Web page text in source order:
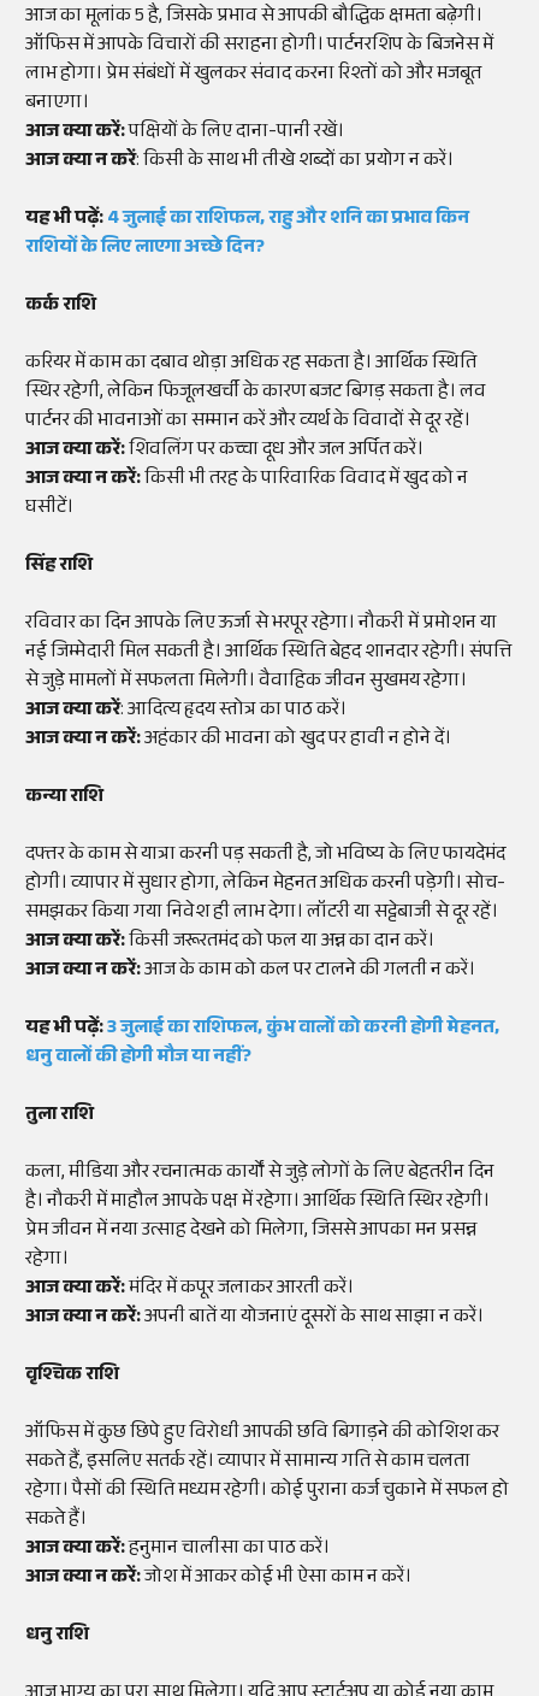
आज का मूलांक 5 है, जिसके प्रभाव से आपकी बौद्धिक क्षमता बढ़ेगी।
ऑफिस में आपके विचारों की सराहना होगी। पार्टनरशिप के बिजनेस में
लाभ होगा। प्रेम संबंधों में खुलकर संवाद करना रिश्तों को और मजबूत
बनाएगा।
आज क्या करें:पक्षियों के लिए दाना-पानी रखें।
आज क्या न करें: किसी के साथ भी तीखे शब्दों का प्रयोग न करें।
यह भी पढ़ें:4 जुलाई का राशिफल, राहु और शनि का प्रभाव किन
राशियों के लिए लाएगा अच्छे दिन?
कर्क राशि
करियर में काम का दबाव थोड़ा अधिक रह सकता है। आर्थिक स्थिति
स्थिर रहेगी, लेकिन फिजूलखर्ची के कारण बजट बिगड़ सकता है। लव
पार्टनर की भावनाओं का सम्मान करें और व्यर्थ के विवादों से दूर रहें।
आज क्या करें:शिवलिंग पर कच्चा दूध और जल अर्पित करें।
आज क्या न करें:किसी भी तरह के पारिवारिक विवाद में खुद को न
घसीटें।
सिंह राशि
रविवार का दिन आपके लिए ऊर्जा से भरपूर रहेगा। नौकरी में प्रमोशन या
नई जिम्मेदारी मिल सकती है। आर्थिक स्थिति बेहद शानदार रहेगी। संपत्ति
से जुड़े मामलों में सफलता मिलेगी। वैवाहिक जीवन सुखमय रहेगा।
आज क्या करें: आदित्य हृदय स्तोत्र का पाठ करें।
आज क्या न करें:अहंकार की भावना को खुद पर हावी न होने दें।
कन्या राशि
दफ्तर के काम से यात्रा करनी पड़ सकती है, जो भविष्य के लिए फायदेमंद
होगी। व्यापार में सुधार होगा, लेकिन मेहनत अधिक करनी पड़ेगी। सोच-
समझकर किया गया निवेश ही लाभ देगा। लॉटरी या सट्टेबाजी से दूर रहें।
आज क्या करें:किसी जरूरतमंद को फल या अन्न का दान करें।
आज क्या न करें:आज के काम को कल पर टालने की गलती न करें।
यह भी पढ़ें:3 जुलाई का राशिफल, कुंभ वालों को करनी होगी मेहनत,
धनु वालों की होगी मौज या नहीं?
तुला राशि
कला, मीडिया और रचनात्मक कार्यों से जुड़े लोगों के लिए बेहतरीन दिन
है। नौकरी में माहौल आपके पक्ष में रहेगा। आर्थिक स्थिति स्थिर रहेगी।
प्रेम जीवन में नया उत्साह देखने को मिलेगा, जिससे आपका मन प्रसन्न
रहेगा।
आज क्या करें:मंदिर में कपूर जलाकर आरती करें।
आज क्या न करें:अपनी बातें या योजनाएं दूसरों के साथ साझा न करें।
वृश्चिक राशि
ऑफिस में कुछ छिपे हुए विरोधी आपकी छवि बिगाड़ने की कोशिश कर
सकते हैं, इसलिए सतर्क रहें। व्यापार में सामान्य गति से काम चलता
रहेगा। पैसों की स्थिति मध्यम रहेगी। कोई पुराना कर्ज चुकाने में सफल हो
सकते हैं।
आज क्या करें:हनुमान चालीसा का पाठ करें।
आज क्या न करें:जोश में आकर कोई भी ऐसा काम न करें।
धनु राशि